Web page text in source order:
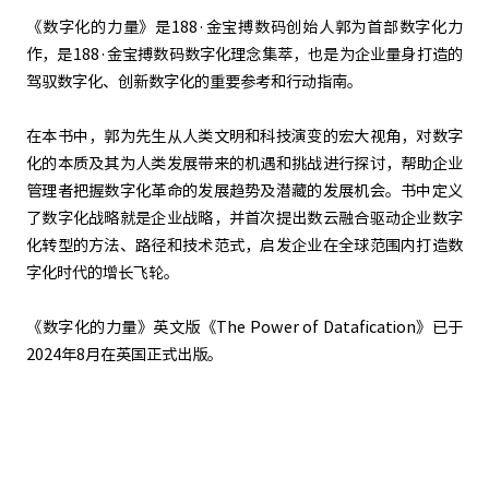
《数字化的力量》是188·金宝搏数码创始人郭为首部数字化力
作，是188·金宝搏数码数字化理念集萃，也是为企业量身打造的
驾驭数字化、创新数字化的重要参考和行动指南。
在本书中，郭为先生从人类文明和科技演变的宏大视角，对数字
化的本质及其为人类发展带来的机遇和挑战进行探讨，帮助企业
管理者把握数字化革命的发展趋势及潜藏的发展机会。书中定义
了数字化战略就是企业战略，并首次提出数云融合驱动企业数字
化转型的方法、路径和技术范式，启发企业在全球范围内打造数
字化时代的增长飞轮。
《数字化的力量》英文版《The Power of Datafication》已于
2024年8月在英国正式出版。